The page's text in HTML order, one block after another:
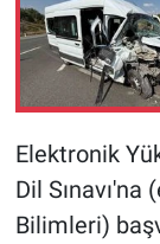
Elektronik
Dil
Bilimleri)